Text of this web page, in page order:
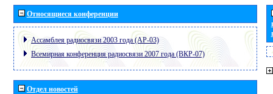
Относящиеся конференции
Ассамблея радиосвязи 2003 года (АР-03)
Всемирная конференция радиосвязи 2007 года (ВКР-07)
Отдел новостей